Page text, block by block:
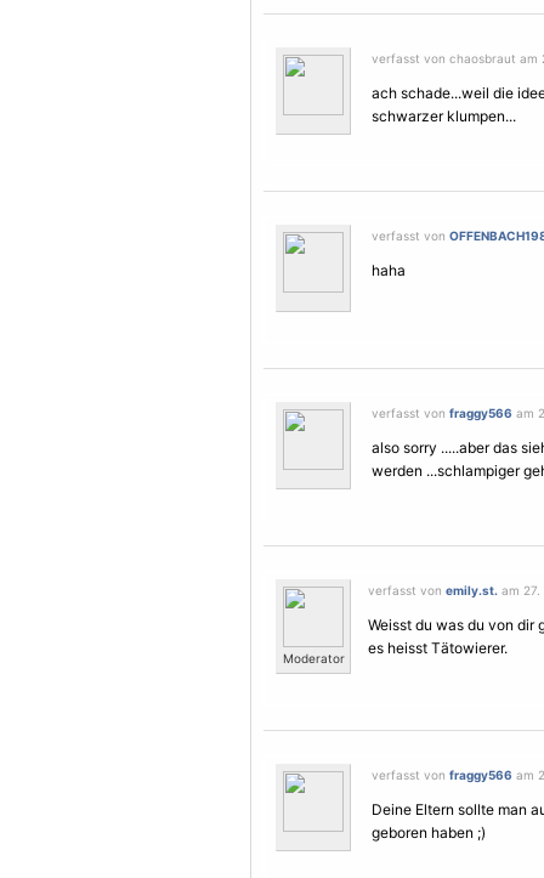
verfasst von chaosbraut am
ach schade...weil die
schwarzer klumpen...
verfasst von
haha
verfasst von fraggy566 am
also sorry .....aber das
werden ...schlampiger
Moderator
verfasst von emily.st. am 27.
Weisst du was du von dir
es heisst Tätowierer.
verfasst von fraggy566 am
Deine Eltern sollte man
geboren haben ;)